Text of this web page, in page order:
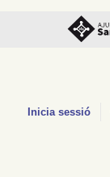
Inicia sessió